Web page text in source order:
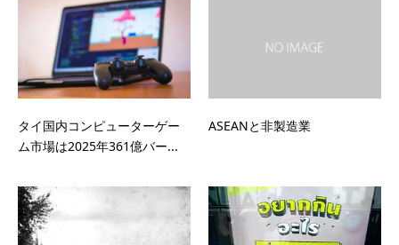
タイ国内コンピューターゲー
ム市場は2025年361億バー...
ASEANと非製造業